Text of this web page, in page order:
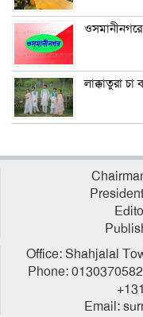
লাক্কাতুরা
Office: Shahjalal
Phone:
Email: